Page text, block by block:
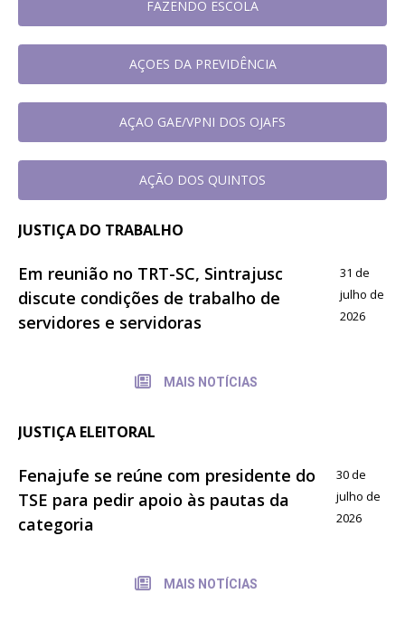
FAZENDO ESCOLA
AÇOES DA PREVIDÊNCIA
AÇAO GAE/VPNI DOS OJAFS
AÇÃO DOS QUINTOS
JUSTIÇA DO TRABALHO
Em reunião no TRT-SC, Sintrajusc
discute condições de trabalho de
servidores e servidoras
31 de
julho de
2026
MAIS NOTÍCIAS
JUSTIÇA ELEITORAL
Fenajufe se reúne com presidente do
TSE para pedir apoio às pautas da
categoria
30 de
julho de
2026
MAIS NOTÍCIAS